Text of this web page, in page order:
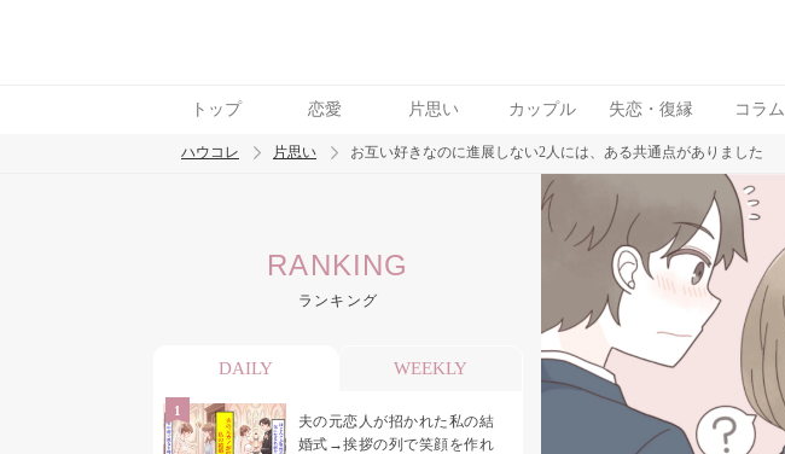
トップ 恋愛 片思い カップル 失恋・復縁 コラム
トレンド ワード
ハウコレ 片思い お互い好きなのに進展しない2人には、ある共通点がありました
RANKING
ランキング
DAILY WEEKLY
夫の元恋人が招かれた私の結
婚式→挨拶の列で笑顔を作れ